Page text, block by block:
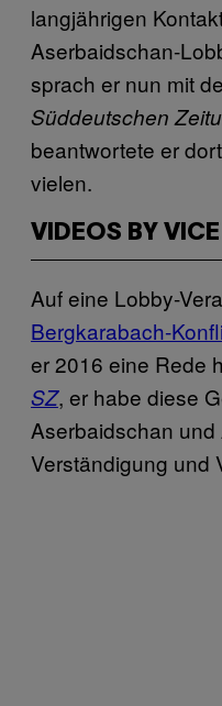
langjährigen
Aserbaidschan-
sprach er nun mit
Süddeutschen
beantwortete er
vielen.
VIDEOS BY VICE
Auf eine Lobby-
Bergkarabach-
er 2016 eine Rede
SZ, er habe diese
Aserbaidschan und
Verständigung und